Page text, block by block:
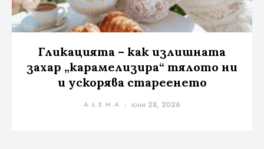
Гликацията – как излишната
захар „карамелизира“ тялото ни
и ускорява стареенето
A.L.E.N.A юни 28, 2026